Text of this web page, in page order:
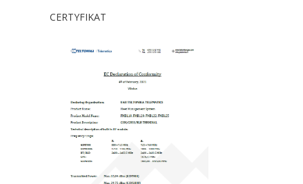
CERTYFIKAT